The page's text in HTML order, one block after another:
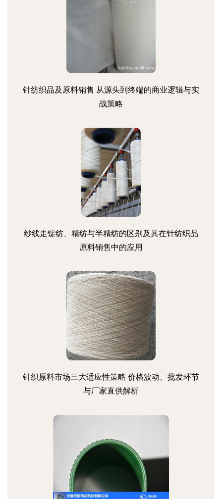
针纺织品及原料销售 从源头到终端的商业逻辑与实
战策略
纱线走锭纺、精纺与半精纺的区别及其在针纺织品
原料销售中的应用
针织原料市场三大适应性策略 价格波动、批发环节
与厂家直供解析